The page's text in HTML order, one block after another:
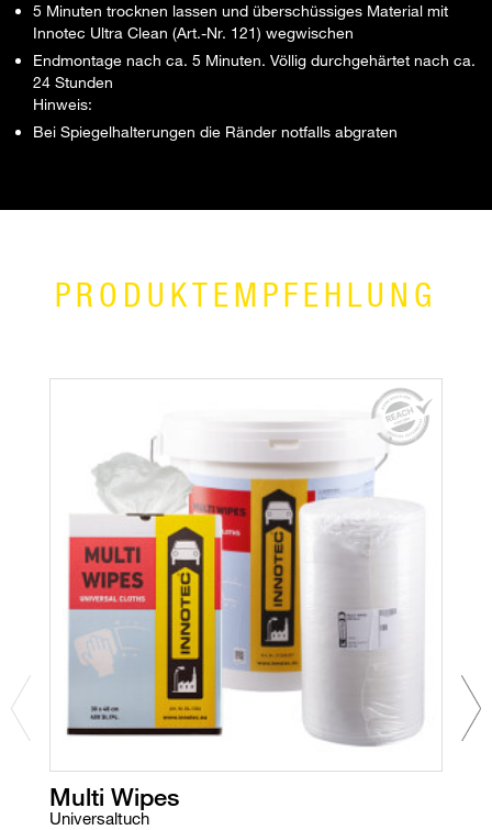
5 Minuten trocknen lassen und überschüssiges Material mit
Innotec Ultra Clean (Art.-Nr. 121) wegwischen
Endmontage nach ca. 5 Minuten. Völlig durchgehärtet nach ca.
24 Stunden
Hinweis:
Bei Spiegelhalterungen die Ränder notfalls abgraten
PRODUKTEMPFEHLUNG
Multi Wipes
Universaltuch